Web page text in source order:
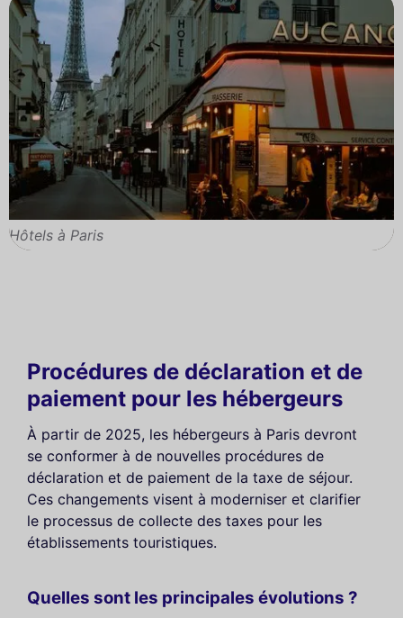
Hôtels à Paris
Procédures de déclaration et de
paiement pour les hébergeurs
À partir de 2025, les hébergeurs à Paris devront
se conformer à de nouvelles procédures de
déclaration et de paiement de la taxe de séjour.
Ces changements visent à moderniser et clarifier
le processus de collecte des taxes pour les
établissements touristiques.
Quelles sont les principales évolutions ?